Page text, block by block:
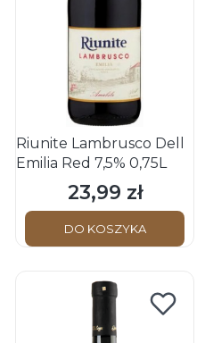
Riunite Lambrusco Dell
Emilia Red 7,5% 0,75L
Cena
23,99 zł
DO KOSZYKA